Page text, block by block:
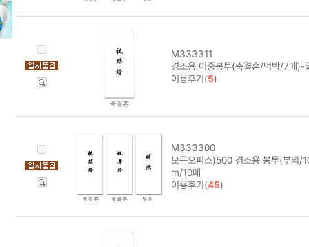
M333311
경조용 이중봉투(축결혼/먹박/7매
이용후기(5)
M333300
모든오피스)500 경조용 봉투(부의
m/10매
이용후기(45)